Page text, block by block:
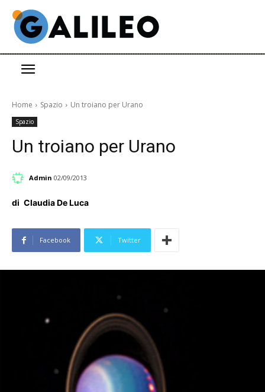
Home Spazio Un troiano per Urano
Spazio
Un troiano per Urano
Admin 02/09/2013
di Claudia De Luca
Facebook Twitter